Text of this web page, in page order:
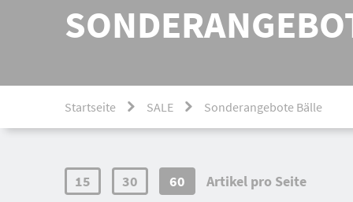
Startseite SALE Sonderangebote Bälle
15 30 60 Artikel pro Seite